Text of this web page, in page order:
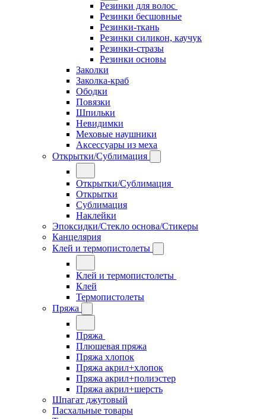
Резинки для волос
Резинки бесшовные
Резинки-ткань
Резинки силикон, каучук
Резинки-стразы
Резинки основы
Заколки
Заколка-краб
Ободки
Повязки
Шпильки
Невидимки
Меховые наушники
Аксессуары из меха
Открытки/Сублимация
Открытки/Сублимация
Открытки
Сублимация
Наклейки
Эпоксидки/Стекло основа/Стикеры
Канцелярия
Клей и термопистолеты
Клей и термопистолеты
Клей
Термопистолеты
Пряжа
Пряжа
Плюшевая пряжа
Пряжа хлопок
Пряжа акрил+хлопок
Пряжа акрил+полиэстер
Пряжа акрил+шерсть
Шпагат джутовый
Пасхальные товары